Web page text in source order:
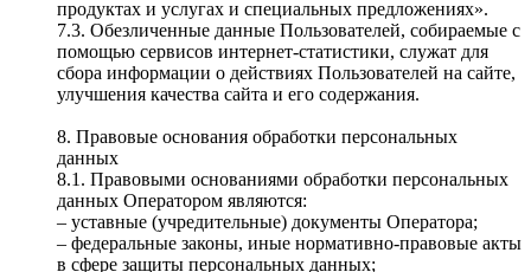
продуктах и услугах и специальных предложениях».
7.3. Обезличенные данные Пользователей, собираемые с
помощью сервисов интернет-статистики, служат для
сбора информации о действиях Пользователей на сайте,
улучшения качества сайта и его содержания.
8. Правовые основания обработки персональных
данных
8.1. Правовыми основаниями обработки персональных
данных Оператором являются:
– уставные (учредительные) документы Оператора;
– федеральные законы, иные нормативно-правовые акты
в сфере защиты персональных данных;